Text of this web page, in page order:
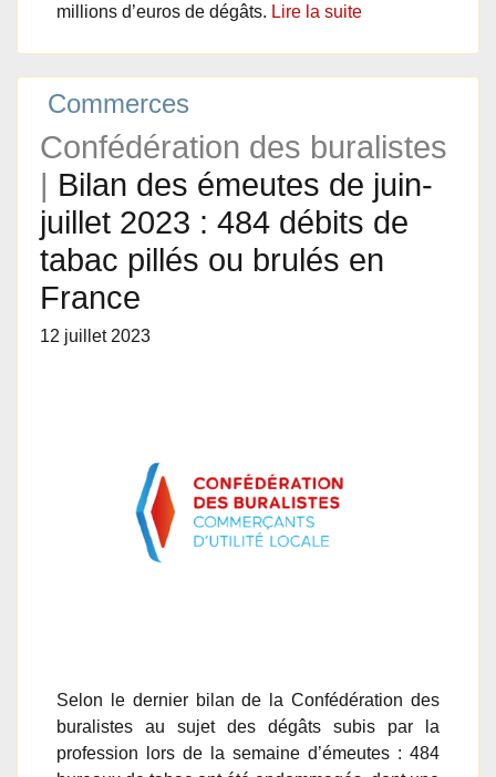
millions d’euros de dégâts. Lire la suite
Commerces
Confédération des buralistes
| Bilan des émeutes de juin-
juillet 2023 : 484 débits de
tabac pillés ou brulés en
France
12 juillet 2023
Selon le dernier bilan de la Confédération des
buralistes au sujet des dégâts subis par la
profession lors de la semaine d’émeutes : 484